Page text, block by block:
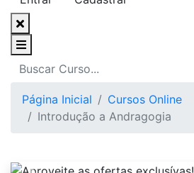
Página Inicial
Cursos Online
Introdução a Andragogia